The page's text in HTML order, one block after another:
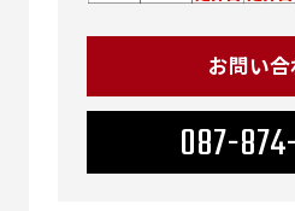
お問い
087-